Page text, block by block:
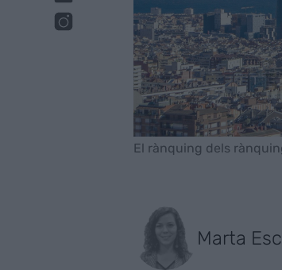
El rànquing dels
Marta